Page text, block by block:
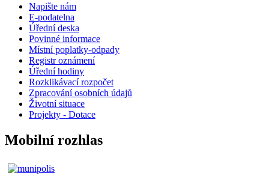
Napište nám
E-podatelna
Úřední deska
Povinné informace
Místní poplatky-odpady
Registr oznámení
Úřední hodiny
Rozklikávací rozpočet
Zpracování osobních údajů
Životní situace
Projekty - Dotace
Mobilní rozhlas